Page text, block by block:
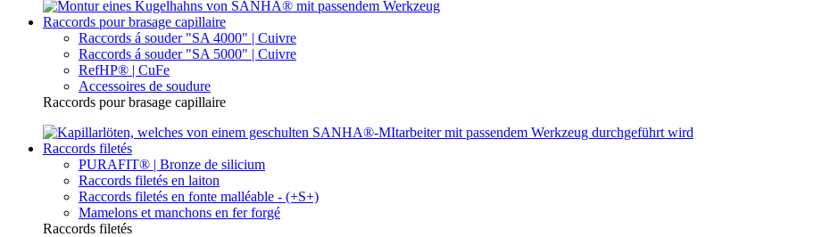
Raccords pour brasage capillaire
Raccords á souder "SA 4000" | Cuivre
Raccords á souder "SA 5000" | Cuivre
RefHP® | CuFe
Accessoires de soudure
Raccords pour brasage capillaire
Raccords filetés
PURAFIT® | Bronze de silicium
Raccords filetés en laiton
Raccords filetés en fonte malléable - (+S+)
Mamelons et manchons en fer forgé
Raccords filetés